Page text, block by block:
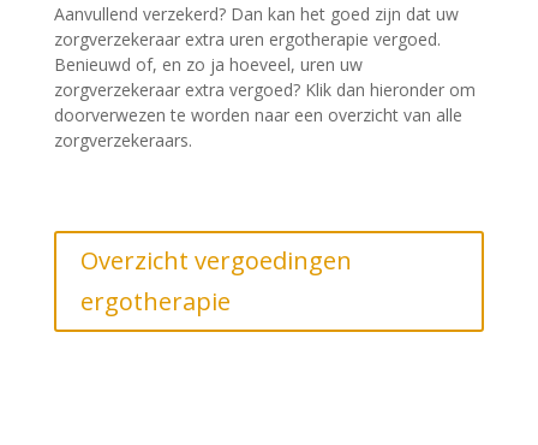
Aanvullend verzekerd? Dan kan het goed zijn dat uw
zorgverzekeraar extra uren ergotherapie vergoed.
Benieuwd of, en zo ja hoeveel, uren uw
zorgverzekeraar extra vergoed? Klik dan hieronder om
doorverwezen te worden naar een overzicht van alle
zorgverzekeraars.
Overzicht vergoedingen
ergotherapie